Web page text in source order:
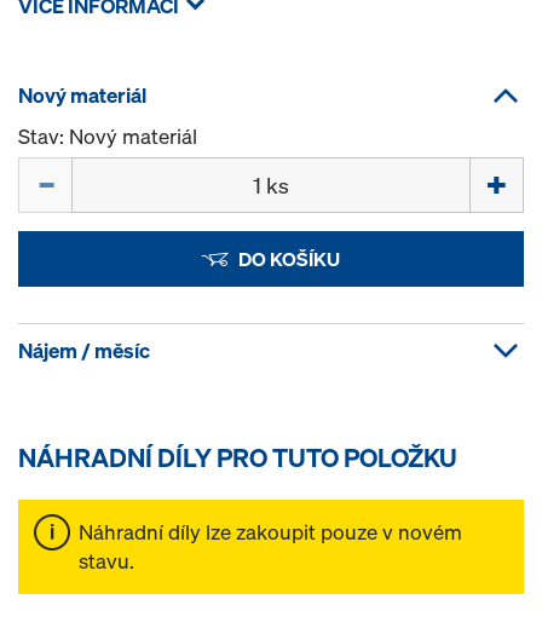
Nový materiál
Stav: Nový materiál
DO KOŠÍKU
Nájem / měsíc
NÁHRADNÍ DÍLY PRO TUTO POLOŽKU
Náhradní díly lze zakoupit pouze v novém
stavu.